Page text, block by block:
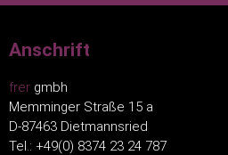
Anschrift
frer gmbh
Memminger Straße 15 a
D-87463 Dietmannsried
Tel.: +49(0) 8374 23 24 787